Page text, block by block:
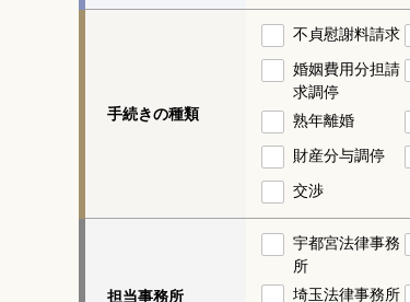
手続きの種類
不貞慰謝料請求
婚姻費用分担請
求調停
熟年離婚
財産分与調停
交渉
担当事務所
宇都宮法律事務
所
埼玉法律事務所